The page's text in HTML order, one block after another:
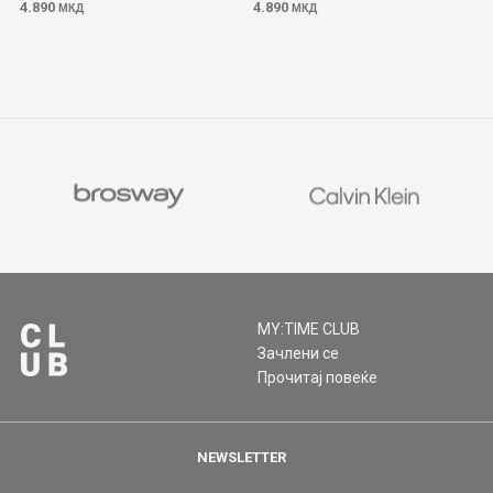
4.890 МКД 4.890 МКД
MY:TIME CLUB
Зачлени се
Прочитај повеќе
NEWSLETTER